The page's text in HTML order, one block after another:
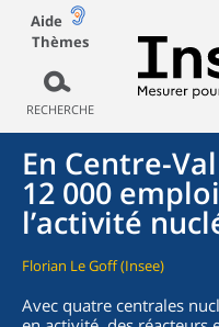
Aide
Thèmes
RECHERCHE
En Centre-
12 000
l’activité
Florian Le Goff (Insee)
Avec quatre centrales